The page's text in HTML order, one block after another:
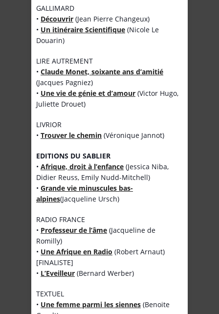
GALLIMARD
• Découvrir (Jean Pierre Changeux)
• Un itinéraire Scientifique (Nicole Le
Douarin)
LIRE AUTREMENT
• Claude Monet, soixante ans d’amitié
(Jacques Pagniez)
• Une vie de génie et d’amour (Victor Hugo,
Juliette Drouet)
LIVRIOR
• Trouver le chemin (Véronique Jannot)
EDITIONS DU SABLIER
• Afrique, droit à l’enfance (Jessica Niba,
Didier Reuss, Emily Nudd-Mitchell)
• Grande vie minuscules bas-
alpines(Jacqueline Ursch)
RADIO FRANCE
• Professeur de l’âme (Jacqueline de
Romilly)
• Une Afrique en Radio (Robert Arnaut)
[FINALISTE]
• L’Eveilleur (Bernard Werber)
TEXTUEL
• Une femme parmi les siennes (Benoite